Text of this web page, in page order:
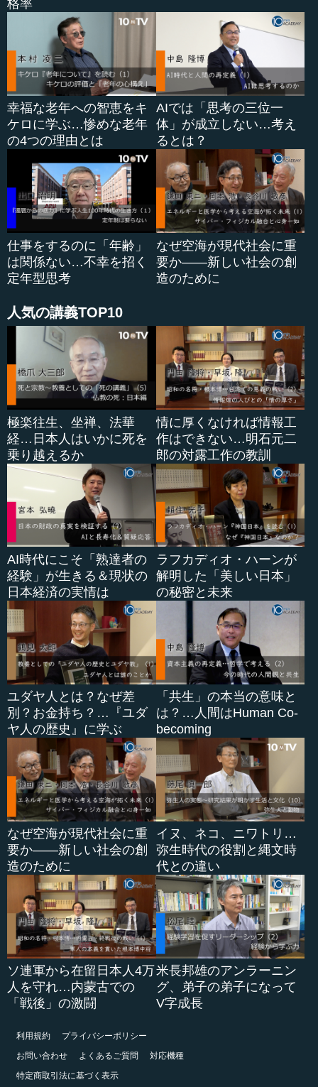
ティーパーティーに誰も来なかったという話もありました
が、それをやっていかなければいけないのだろうと思いま
す。
●前提やビジョンが違う人との議論のきっかけ
―― また別の質問にまいります。
「前提やビジョンが異なっていると、同じ集団（マンシ
ョン、...
格率
幸福な老年への智恵をキ
ケロに学ぶ…惨めな老年
の4つの理由とは
AIでは「思考の三位一
体」が成立しない…考え
るとは？
仕事をするのに「年齢」
は関係ない…不幸を招く
定年型思考
なぜ空海が現代社会に重
要か――新しい社会の創
造のために
人気の講義TOP10
極楽往生、坐禅、法華
経…日本人はいかに死を
乗り越えるか
情に厚くなければ情報工
作はできない…明石元二
郎の対露工作の教訓
AI時代にこそ「熟達者の
経験」が生きる＆現状の
日本経済の実情は
ラフカディオ・ハーンが
解明した「美しい日本」
の秘密と未来
ユダヤ人とは？なぜ差
別？お金持ち？…『ユダ
ヤ人の歴史』に学ぶ
「共生」の本当の意味と
は？…人間はHuman Co-
becoming
なぜ空海が現代社会に重
要か――新しい社会の創
造のために
イヌ、ネコ、ニワトリ…
弥生時代の役割と縄文時
代との違い
ソ連軍から在留日本人4万
人を守れ…内蒙古での
「戦後」の激闘
米長邦雄のアンラーニン
グ、弟子の弟子になって
V字成長
利用規約
プライバシーポリシー
お問い合わせ
よくあるご質問
対応機種
特定商取引法に基づく表示